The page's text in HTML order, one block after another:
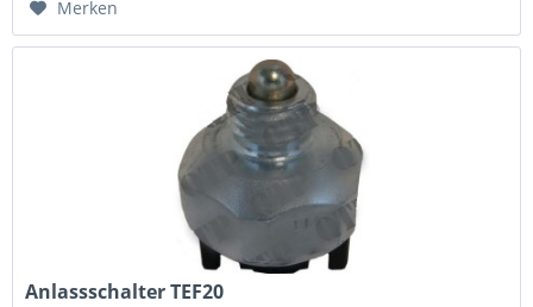
Merken
Anlassschalter TEF20